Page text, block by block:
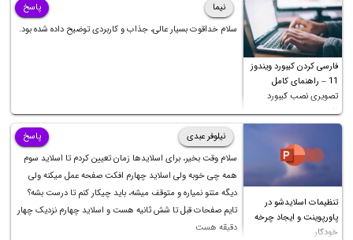
فارسی کردن کیبورد ویندوز
11 – راهنمای کامل
تصویری نصب کیبورد
فارسی
نیما
سلام خداقوت بسیار عالی، جذاب و کاربردی توضیح داده شده بود.
پاسخ
تنظیمات اسلایدشو در
پاورپوینت و ایجاد چرخه
خودکار
نیلوفر عبدی
سلام وقت بخیر، برای اسلایدها زمان تعیین کردم تا اسلاید سوم
همه چی خوبه ولی اسلاید چهارم افکت صفحه عمل میکنه ولی
دیگه متنو نمیاره و متوقف میشه، باید چیکار کنم تا درست بشه؟
تایم صفحات قبل تا شش ثانیه هست و اسلاید چهارم نزدیک چهار
دقیقه هست
پاسخ